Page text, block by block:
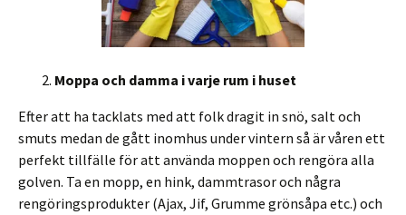
Moppa och damma i varje rum i huset
Efter att ha tacklats med att folk dragit in snö, salt och
smuts medan de gått inomhus under vintern så är våren ett
perfekt tillfälle för att använda moppen och rengöra alla
golven. Ta en mopp, en hink, dammtrasor och några
rengöringsprodukter (Ajax, Jif, Grumme grönsåpa etc.) och